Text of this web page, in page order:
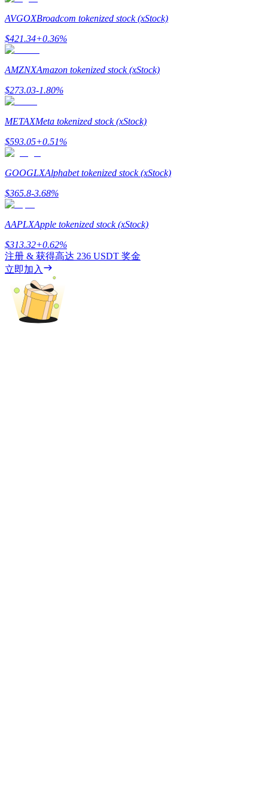
最高達65%佣金！
邀请好友
AVGOXBroadcom tokenized stock (xStock)
$421.34+0.36%
AMZNXAmazon tokenized stock (xStock)
$273.03-1.80%
METAXMeta tokenized stock (xStock)
$593.05+0.51%
GOOGLXAlphabet tokenized stock (xStock)
$365.8-3.68%
AAPLXApple tokenized stock (xStock)
$313.32+0.62%
注册 & 获得高达 236 USDT 奖金
立即加入